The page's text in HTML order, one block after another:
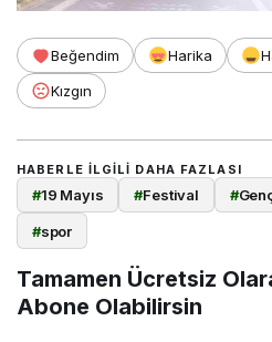
Beğendim Harika
Kızgın
HABERLE ILGILI DAHA FAZLASI
#19 Mayıs #Festival #
#spor
Tamamen Ücretsiz
Abone Olabilirsin